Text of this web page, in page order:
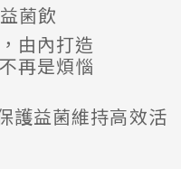
菌飲
由內打造
再是煩惱
護益菌維持高效活